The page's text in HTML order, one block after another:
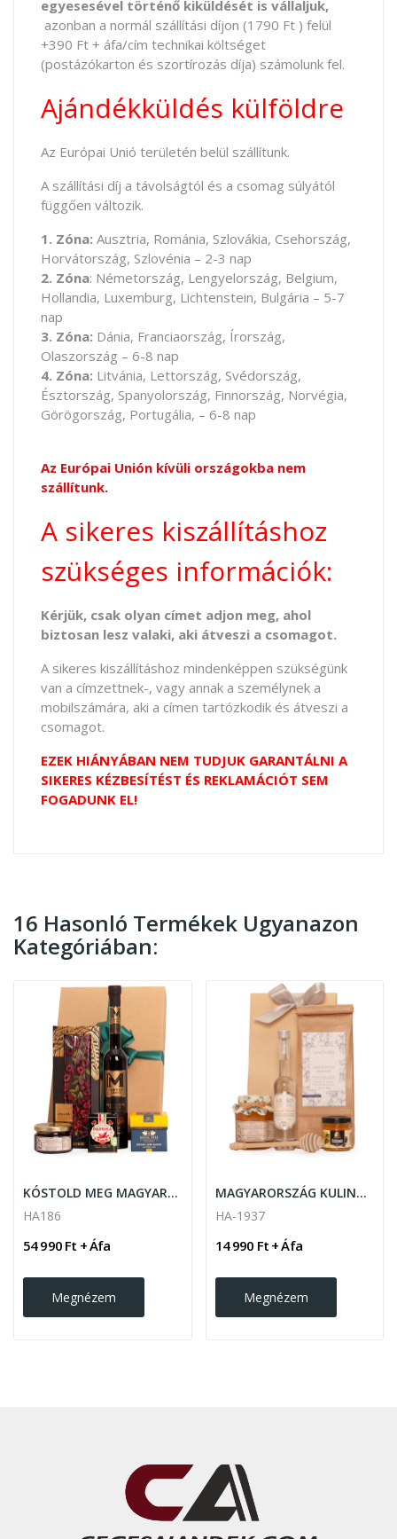
egyesesével történő kiküldését is vállaljuk,
azonban a normál szállítási díjon (1790 Ft ) felül
+390 Ft + áfa/cím technikai költséget
(postázókarton és szortírozás díja) számolunk fel.
Ajándékküldés külföldre
Az Európai Unió területén belül szállítunk.
A szállítási díj a távolságtól és a csomag súlyától
függően változik.
1. Zóna: Ausztria, Románia, Szlovákia, Csehország,
Horvátország, Szlovénia – 2-3 nap
2. Zóna: Németország, Lengyelország, Belgium,
Hollandia, Luxemburg, Lichtenstein, Bulgária – 5-7
nap
3. Zóna: Dánia, Franciaország, Írország,
Olaszország – 6-8 nap
4. Zóna: Litvánia, Lettország, Svédország,
Észtország, Spanyolország, Finnország, Norvégia,
Görögország, Portugália, – 6-8 nap
Az Európai Unión kívüli országokba nem
szállítunk.
A sikeres kiszállításhoz
szükséges információk:
Kérjük, csak olyan címet adjon meg, ahol
biztosan lesz valaki, aki átveszi a csomagot.
A sikeres kiszállításhoz mindenképpen szükségünk
van a címzettnek-, vagy annak a személynek a
mobilszámára, aki a címen tartózkodik és átveszi a
csomagot.
EZEK HIÁNYÁBAN NEM TUDJUK GARANTÁLNI A
SIKERES KÉZBESÍTÉST ÉS REKLAMÁCIÓT SEM
FOGADUNK EL!
16 Hasonló Termékek Ugyanazon
Kategóriában:
KÓSTOLD MEG MAGYARORSZÁGOT ajándékcsomag
HA186
54 990 Ft + Áfa
Megnézem
MAGYARORSZÁG KULINÁRIS KINCSEI ajándékcsomag
HA-1937
14 990 Ft + Áfa
Megnézem